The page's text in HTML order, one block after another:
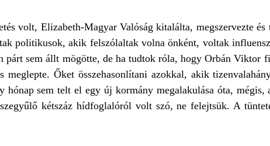
volt, Elizabeth-Magyar Valóság kitalálta, megszervezte
politikusok, akik felszólaltak volna önként, voltak
sem állt mögötte, de ha tudtok róla, hogy Orbán Viktor
meglepte. Őket összehasonlítani azokkal, akik
sem telt el egy új kormány megalakulása óta,
kétszáz hídfoglalóról volt szó, ne felejtsük. A